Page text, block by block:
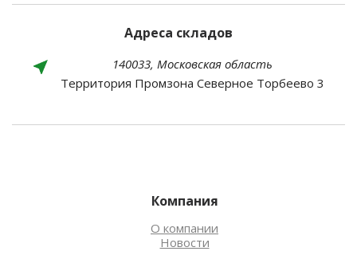
Компания
О компании
Новости
Адреса складов
140033, Московская область
Территория Промзона Северное Торбеево 3